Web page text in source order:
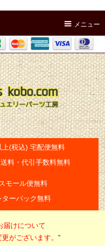
メニュー
(税込) 宅配便無料
料・代引手数料無料
モール便無料
ーパック無料
けについて
がございます。"